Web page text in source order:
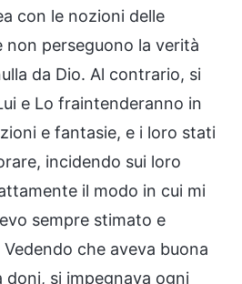
con le nozioni delle
non perseguono la verità
da Dio. Al contrario, si
e Lo fraintenderanno in
e fantasie, e i loro stati
incidendo sui loro
il modo in cui mi
sempre stimato e
che aveva buona
doni, si impegnava ogni